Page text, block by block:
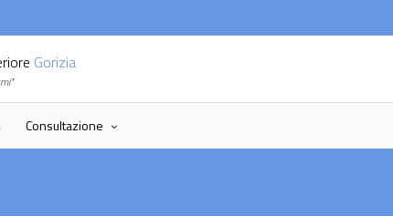
Gorizia
Consultazione